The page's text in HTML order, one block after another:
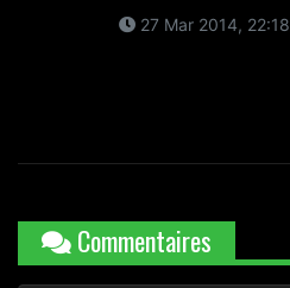
27 Mar 2014, 22:18
Commentaires